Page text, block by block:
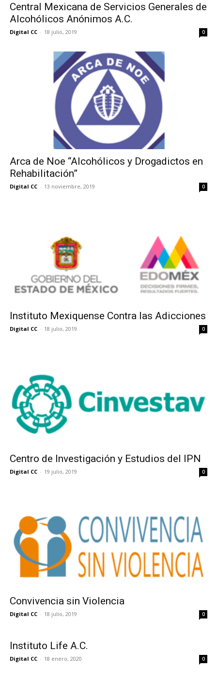
Central Mexicana de Servicios Generales de
Alcohólicos Anónimos A.C.
Digital CC - 18 julio, 2019 0
Arca de Noe “Alcohólicos y Drogadictos en
Rehabilitación”
Digital CC - 13 noviembre, 2019 0
Instituto Mexiquense Contra las Adicciones
Digital CC - 18 julio, 2019 0
Centro de Investigación y Estudios del IPN
Digital CC - 19 julio, 2019 0
Convivencia sin Violencia
Digital CC - 18 julio, 2019 0
Instituto Life A.C.
Digital CC - 18 enero, 2020 0